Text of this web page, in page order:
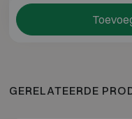
GERELATEERDE